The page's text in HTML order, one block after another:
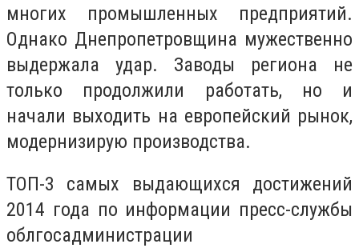
многих промышленных предприятий.
Однако Днепропетровщина мужественно
выдержала удар. Заводы региона не
только продолжили работать, но и
начали выходить на европейский рынок,
модернизирую производства.
ТОП-3 самых выдающихся достижений
2014 года по информации пресс-службы
облгосадминистрации